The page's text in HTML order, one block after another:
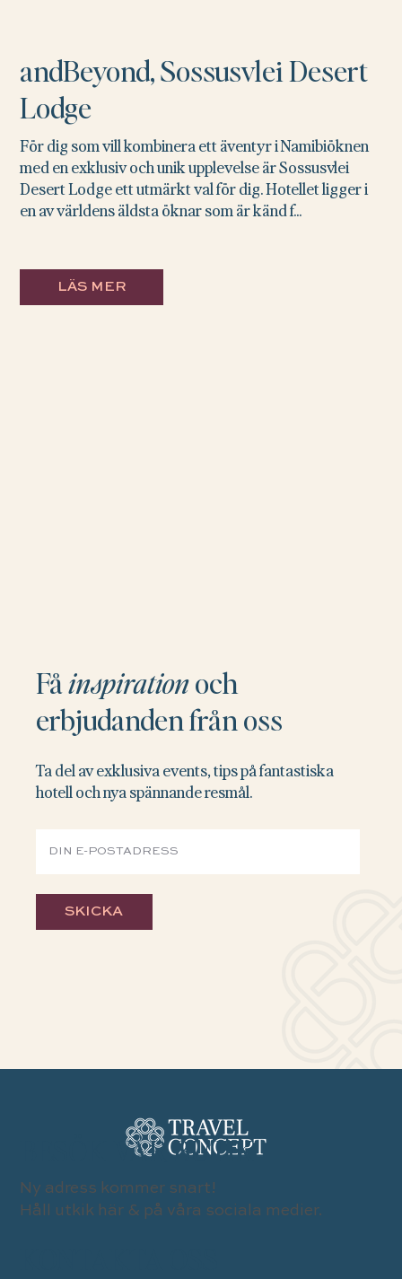
LÄS MER
andBeyond, Sossusvlei Desert
Lodge
För dig som vill kombinera ett äventyr i Namibiöknen
med en exklusiv och unik upplevelse är Sossusvlei
Desert Lodge ett utmärkt val för dig. Hotellet ligger i
en av världens äldsta öknar som är känd f...
Fåinspirationoch
erbjudanden från oss
Ta del av exklusiva events, tips på fantastiska
hotell och nya spännande resmål.
SKICKA
BESÖK VÅR BUTIK
Ny adress kommer snart!
Håll utkik här & på våra sociala medier.